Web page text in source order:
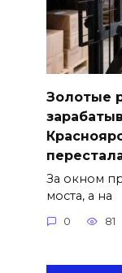
Золотые
За окном
моста, а на
0 81